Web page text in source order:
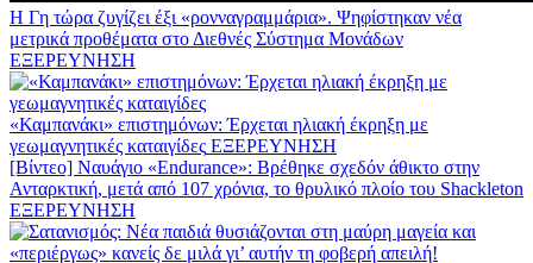
Η Γη τώρα ζυγίζει έξι «ρονναγραμμάρια». Ψηφίστηκαν νέα
μετρικά προθέματα στο Διεθνές Σύστημα Μονάδων
ΕΞΕΡΕΥΝΗΣΗ
«Καμπανάκι» επιστημόνων: Έρχεται ηλιακή έκρηξη με
γεωμαγνητικές καταιγίδες ΕΞΕΡΕΥΝΗΣΗ
[Βίντεο] Ναυάγιο «Endurance»: Βρέθηκε σχεδόν άθικτο στην
Ανταρκτική, μετά από 107 χρόνια, το θρυλικό πλοίο του Shackleton
ΕΞΕΡΕΥΝΗΣΗ